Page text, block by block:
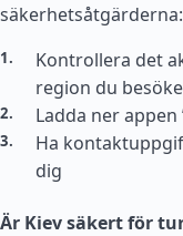
säkerhetsåtgärderna:
Kontrollera det
region du
Ladda ner
Ha
dig
Är Kiev säkert för